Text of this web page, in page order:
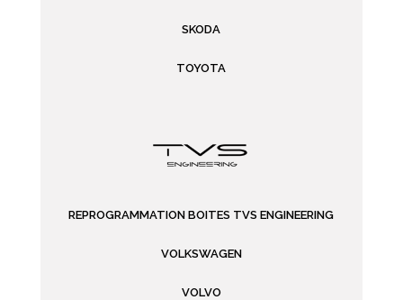
SKODA
TOYOTA
REPROGRAMMATION BOITES TVS ENGINEERING
VOLKSWAGEN
VOLVO